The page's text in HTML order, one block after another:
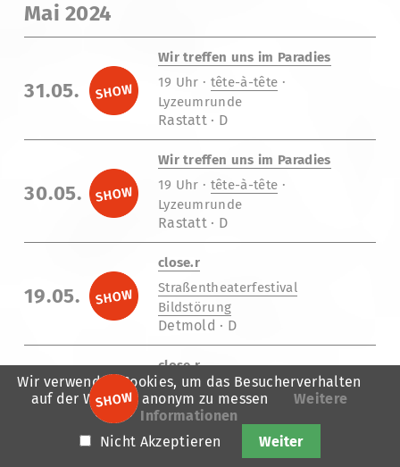
Mai 2024
31.05.
Wir treffen uns im Paradies
19 Uhr · tête-à-tête ·
Lyzeumrunde
Rastatt · D
30.05.
Wir treffen uns im Paradies
19 Uhr · tête-à-tête ·
Lyzeumrunde
Rastatt · D
19.05.
close.r
Straßentheaterfestival
Bildstörung
Detmold · D
19.05.
close.r
Straßentheaterfestival
Bildstörung
Wir verwenden Cookies, um das Besucherverhalten
auf der Website anonym zu messen
Weitere
Informationen
Nicht Akzeptieren
Weiter